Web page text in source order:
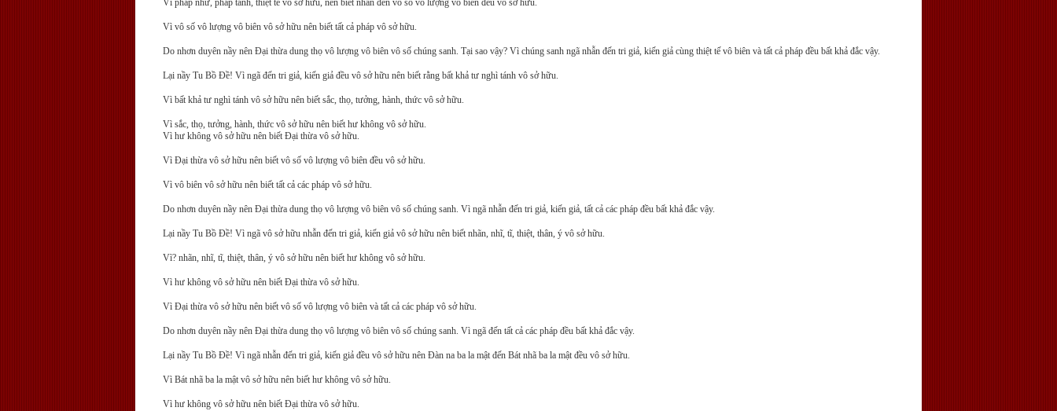
Vì pháp như, pháp tánh, thiệt tế vô sở hữu, nên biết nhẫn đến vô số vô lượng vô biên đều vô sở hữu.
Vì vô số vô lượng vô biên vô sở hữu nên biết tất cả pháp vô sở hữu.
Do nhơn duyên nầy nên Ðại thừa dung thọ vô lượng vô biên vô số chúng sanh. Tại sao vậy? Vì chúng sanh ngã nhẫn đến tri giả, kiến giả cùng thiệt tế vô biên và tất cả pháp đều bất khả đắc vậy.
Lại nầy Tu Bồ Ðề! Vì ngã đến tri giả, kiến giả đều vô sở hữu nên biết rằng bất khả tư nghì tánh vô sở hữu.
Vì bất khả tư nghì tánh vô sở hữu nên biết sắc, thọ, tưởng, hành, thức vô sở hữu.
Vì sắc, thọ, tưởng, hành, thức vô sở hữu nên biết hư không vô sở hữu.
Vì hư không vô sở hữu nên biết Ðại thừa vô sở hữu.
Vì Ðại thừa vô sở hữu nên biết vô số vô lượng vô biên đều vô sở hữu.
Vì vô biên vô sở hữu nên biết tất cả các pháp vô sở hữu.
Do nhơn duyên nầy nên Ðại thừa dung thọ vô lượng vô biên vô số chúng sanh. Vì ngã nhẫn đến tri giả, kiến giả, tất cả các pháp đều bất khả đắc vậy.
Lại nầy Tu Bồ Ðề! Vì ngã vô sở hữu nhẫn đến tri giả, kiến giả vô sở hữu nên biết nhãn, nhĩ, tĩ, thiệt, thân, ý vô sở hữu.
Vì? nhãn, nhĩ, tĩ, thiệt, thân, ý vô sở hữu nên biết hư không vô sở hữu.
Vì hư không vô sở hữu nên biết Ðại thừa vô sở hữu.
Vì Ðại thừa vô sở hữu nên biết vô số vô lượng vô biên và tất cả các pháp vô sở hữu.
Do nhơn duyên nầy nên Ðại thừa dung thọ vô lượng vô biên vô số chúng sanh. Vì ngã đến tất cả các pháp đều bất khả đắc vậy.
Lại nầy Tu Bồ Ðề! Vì ngã nhẫn đến tri giả, kiến giả đều vô sở hữu nên Ðàn na ba la mật đến Bát nhã ba la mật đều vô sở hữu.
Vì Bát nhã ba la mật vô sở hữu nên biết hư không vô sở hữu.
Vì hư không vô sở hữu nên biết Ðại thừa vô sở hữu.